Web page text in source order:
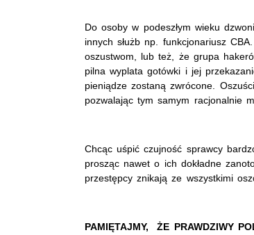
Do osoby w podeszłym wieku
innych służb np. funkcjonariusz
oszustwom, lub też, że grupa
pilna wyplata gotówki i jej
pieniądze zostaną zwrócone.
pozwalając tym samym racjonalnie
Chcąc uśpić czujność sprawcy
prosząc nawet o ich dokładne
przestępcy znikają ze wszystkimi
PAMIĘTAJMY, ŻE PRAWDZIWY